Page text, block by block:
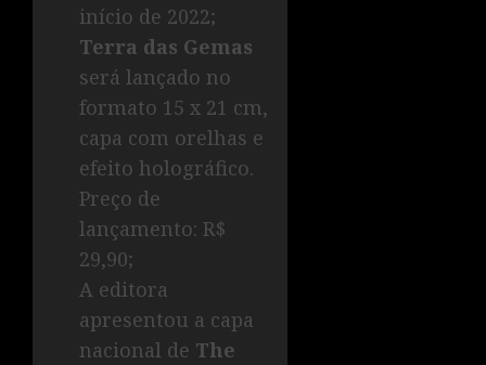
início de 2022;
Terra das Gemas
será lançado no
formato 15 x 21 cm,
capa com orelhas e
efeito holográfico.
Preço de
lançamento: R$
29,90;
A editora
apresentou a capa
nacional de The